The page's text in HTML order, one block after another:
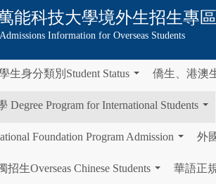
能科技大學境外生招生專
Admissions Information for Overseas Students
生身分類別Student Status 僑生、港澳
Program for International Students
Foundation Program Admission
外
生Overseas Chinese Students 華語正